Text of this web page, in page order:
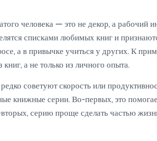
человека — это не декор, а рабочий
списками любимых книг и
а в привычке учиться у других. К
а не только из личного опыта.
советуют скорость или
книжные серии. Во-первых, это
вторых, серию проще сделать частью